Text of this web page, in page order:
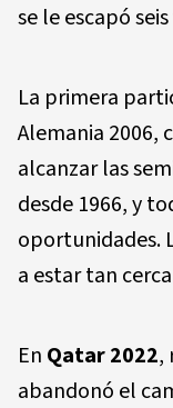
se le escapó
La primera
Alemania 2006,
alcanzar las
desde 1966, y
oportunidades.
a estar tan
En Qatar 2022,
abandonó el